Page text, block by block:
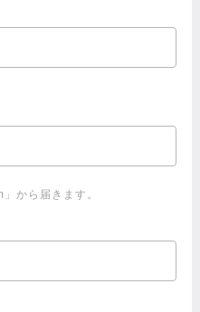
から届きます。